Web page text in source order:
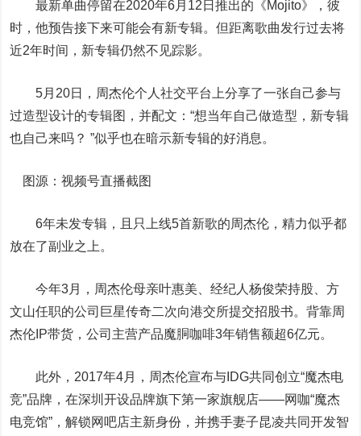
最新单曲停留在2020年6月12日推出的《Mojito》，彼
时，他预告接下来可能会有新专辑。但距离歌曲发行过去将
近2年时间，新专辑仍然不见踪影。
5月20日，周杰伦个人社交平台上分享了一张自己参与
过造型设计的专辑图，并配文：“想当年自己做造型，新专辑
也自己来吗？ ”似乎也在暗示新专辑的好消息。
图源：视频号直播截图
6年未发专辑，且只上线5首新歌的周杰伦，精力似乎都
放在了副业之上。
今年3月，周杰伦母亲叶惠美、经纪人杨俊荣持股、方
文山任职的公司巨星传奇二次向港交所提交招股书。背靠周
杰伦IP带货，公司主营产品魔胴咖啡3年销售额超6亿元。
此外，2017年4月，周杰伦宣布与IDG共同创立“魔杰电
竞”品牌，在深圳开设品牌旗下第一家旗舰店——网咖“魔杰
电竞馆”，解锁网吧店主新身份，并携手妻子昆凌共同开发智